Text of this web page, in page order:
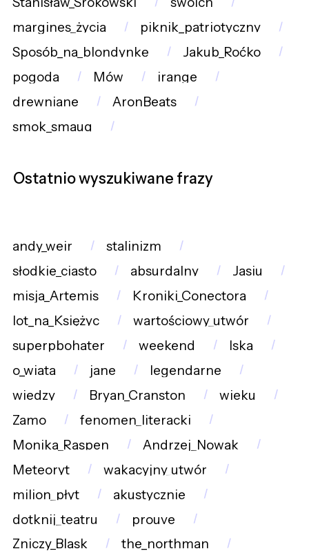
margines_życia
piknik_patriotyczny
Sposób_na_blondynkę
Jakub_Roćko
pogoda
Mów
irange
drewniane
AronBeats
smok_smaug
Ostatnio wyszukiwane frazy
andy_weir
stalinizm
słodkie_ciasto
absurdalny
Jasiu
misja_Artemis
Kroniki_Conectora
lot_na_Księżyc
wartościowy_utwór
superpbohater
weekend
lska
o_wiata
jane
legendarne
wiedzy
Bryan_Cranston
wieku
Zamo
fenomen_literacki
Monika_Raspen
Andrzej_Nowak
Meteoryt
wakacyjny_utwór
milion_płyt
akustycznie
dotknij_teatru
prouve
Zniczy_Blask
the_northman